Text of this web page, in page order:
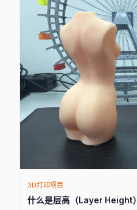
3D打印项目
什么是层高（Layer Height）